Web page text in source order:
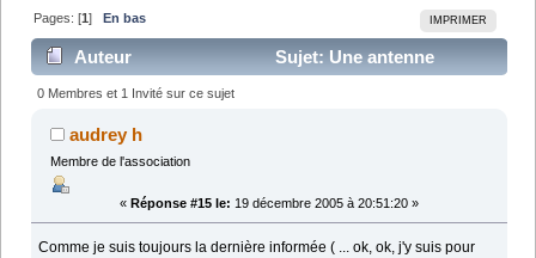
IMPRIMER
Pages: [1] En bas
Auteur
Sujet: Une antenne
ALARME au HAVRE (Lu 18910 fois)
0 Membres et 1 Invité sur ce sujet
audrey h
Membre de l'association
« Réponse #15 le: 19 décembre 2005 à 20:51:20 »
Comme je suis toujours la dernière informée ( ... ok, ok, j'y suis pour